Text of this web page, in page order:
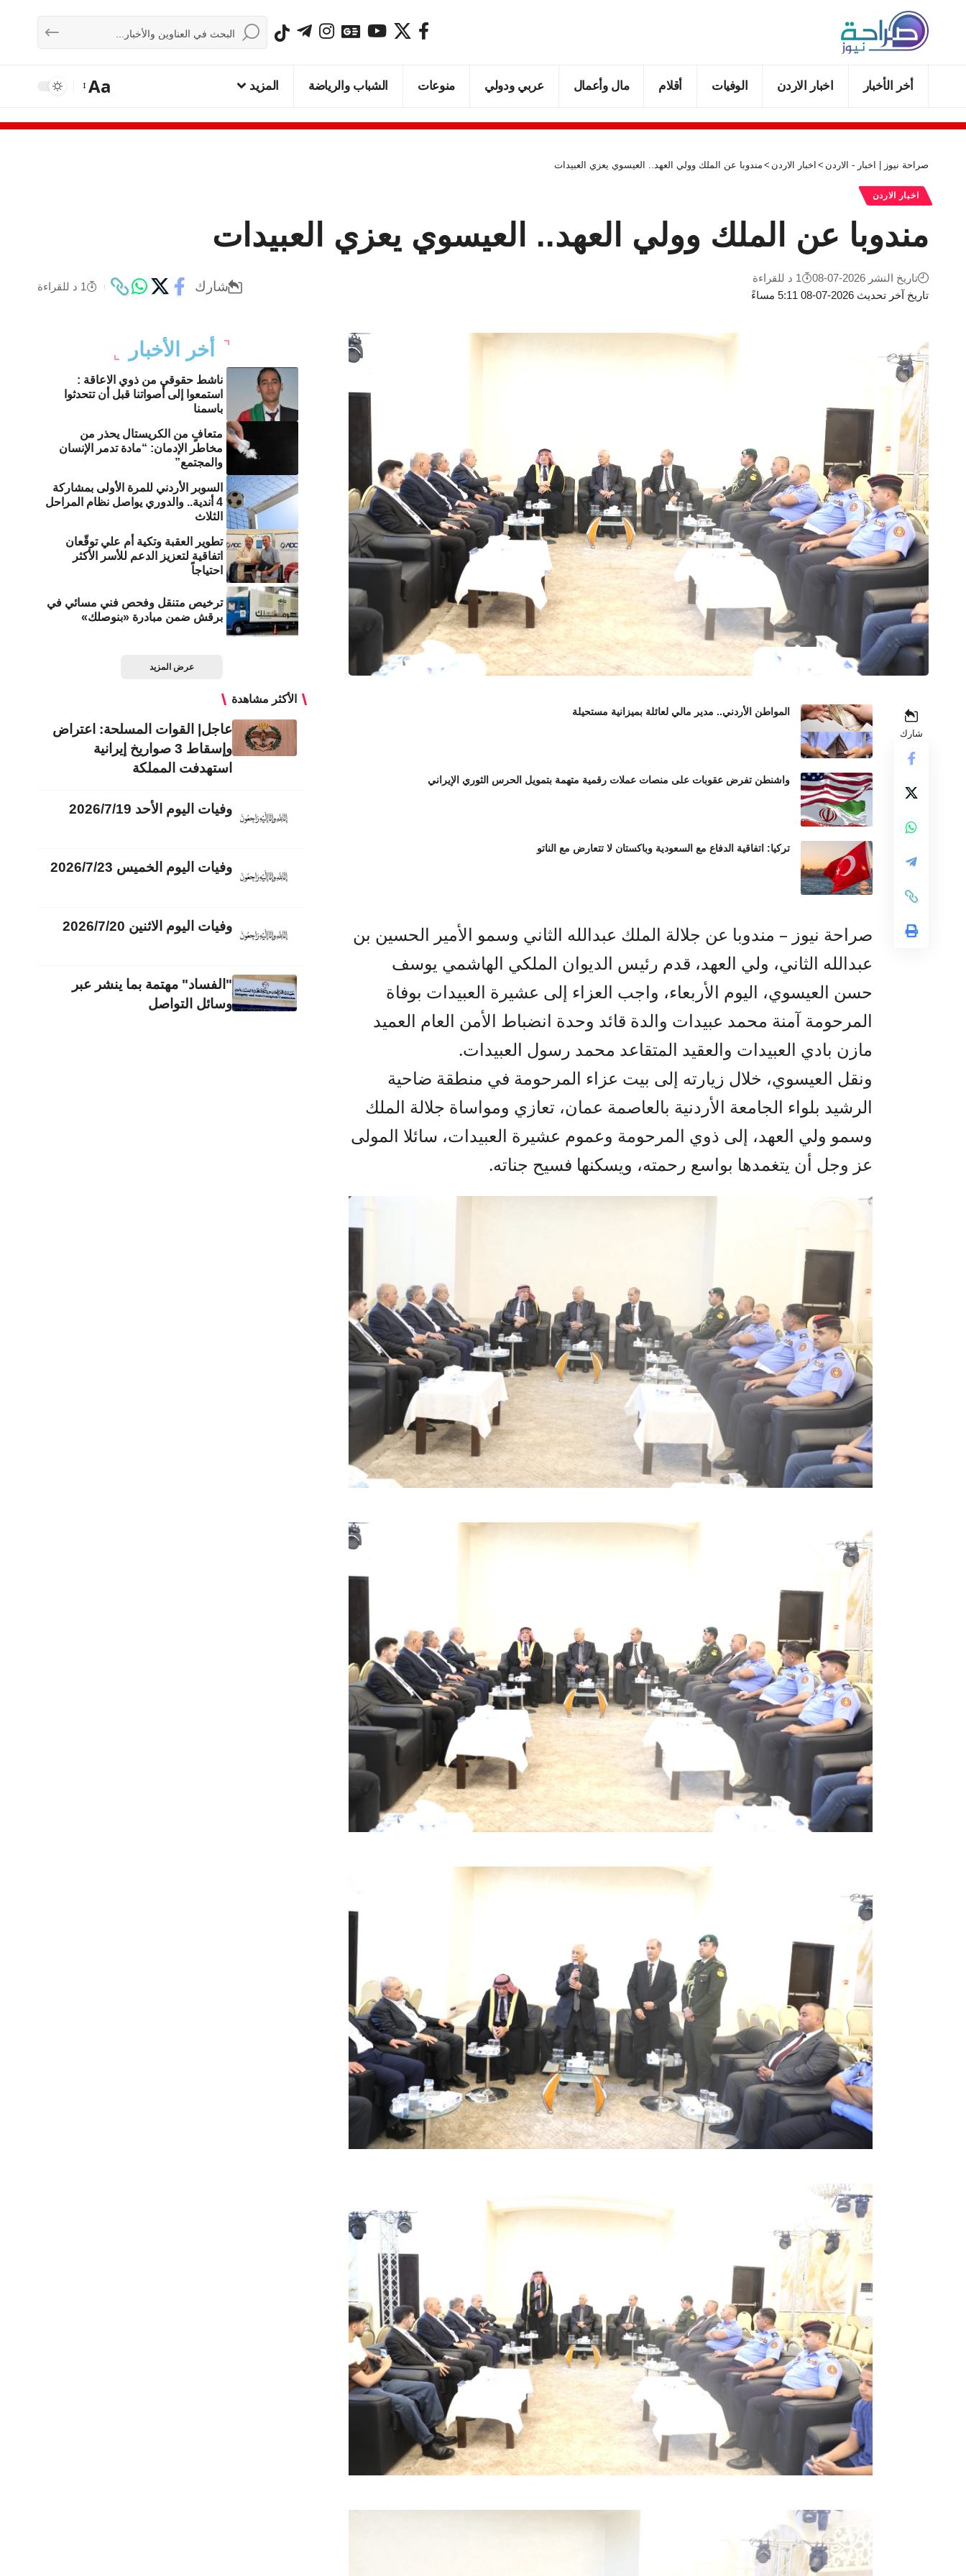
أخر الأخبار اخبار الاردن الوفيات أقلام مال وأعمال عربي ودولي منوعات الشباب والرياضة المزيد Aa
صراحة نيوز | اخبار - الاردن > اخبار الاردن > مندوبا عن الملك وولي العهد.. العيسوي يعزي العبيدات
اخبار الاردن
مندوبا عن الملك وولي العهد.. العيسوي يعزي العبيدات
تاريخ آخر تحديث 2026-07-08 5:11 مساءً
تاريخ النشر 2026-07-08 1 د للقراءة
شارك 1 د للقراءة
شارك
المواطن الأردني.. مدير مالي لعائلة بميزانية مستحيلة
واشنطن تفرض عقوبات على منصات عملات رقمية متهمة بتمويل الحرس الثوري الإيراني
تركيا: اتفاقية الدفاع مع السعودية وباكستان لا تتعارض مع الناتو
صراحة نيوز – مندوبا عن جلالة الملك عبدالله الثاني وسمو الأمير الحسين بن
عبدالله الثاني، ولي العهد، قدم رئيس الديوان الملكي الهاشمي يوسف
حسن العيسوي، اليوم الأربعاء، واجب العزاء إلى عشيرة العبيدات بوفاة
المرحومة آمنة محمد عبيدات والدة قائد وحدة انضباط الأمن العام العميد
مازن بادي العبيدات والعقيد المتقاعد محمد رسول العبيدات.
ونقل العيسوي، خلال زيارته إلى بيت عزاء المرحومة في منطقة ضاحية
الرشيد بلواء الجامعة الأردنية بالعاصمة عمان، تعازي ومواساة جلالة الملك
وسمو ولي العهد، إلى ذوي المرحومة وعموم عشيرة العبيدات، سائلا المولى
عز وجل أن يتغمدها بواسع رحمته، ويسكنها فسيح جناته.
أخر الأخبار
ناشط حقوقي من ذوي الاعاقة :
استمعوا إلى أصواتنا قبل أن تتحدثوا
باسمنا
متعافٍ من الكريستال يحذر من
مخاطر الإدمان: “مادة تدمر الإنسان
والمجتمع”
السوبر الأردني للمرة الأولى بمشاركة
4 أندية.. والدوري يواصل نظام المراحل
الثلاث
تطوير العقبة وتكية أم علي توقّعان
اتفاقية لتعزيز الدعم للأسر الأكثر
احتياجاً
ترخيص متنقل وفحص فني مسائي في
برقش ضمن مبادرة «بنوصلك»
عرض المزيد
الأكثر مشاهدة
عاجل| القوات المسلحة: اعتراض
وإسقاط 3 صواريخ إيرانية
استهدفت المملكة
وفيات اليوم الأحد 2026/7/19
وفيات اليوم الخميس 2026/7/23
وفيات اليوم الاثنين 2026/7/20
"الفساد" مهتمة بما ينشر عبر
وسائل التواصل